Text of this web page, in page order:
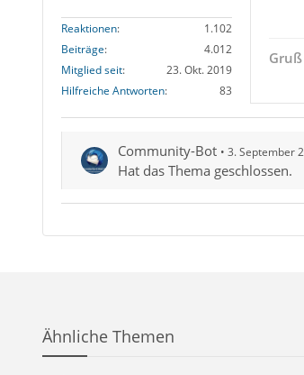
Reaktionen
1.102
Beiträge
4.012
Mitglied seit
23. Okt. 2019
Hilfreiche Antworten
83
Community-Bot 3. September
Hat das Thema geschlossen.
Ähnliche Themen